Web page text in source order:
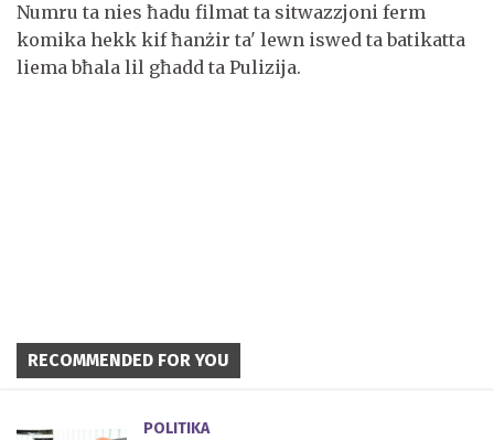
Numru ta nies ħadu filmat ta sitwazzjoni ferm
komika hekk kif ħanżir ta' lewn iswed ta batikatta
liema bħala lil għadd ta Pulizija.
RECOMMENDED FOR YOU
POLITIKA